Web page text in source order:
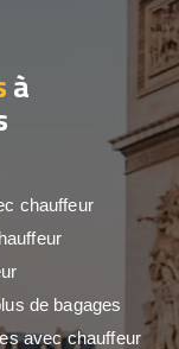
à
chauffeur
de bagages
avec chauffeur